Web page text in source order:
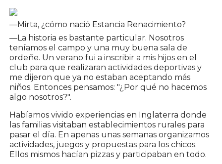
—Mirta, ¿cómo nació Estancia Renacimiento?
—La historia es bastante particular. Nosotros
teníamos el campo y una muy buena sala de
ordeñe. Un verano fui a inscribir a mis hijos en el
club para que realizaran actividades deportivas y
me dijeron que ya no estaban aceptando más
niños. Entonces pensamos: "¿Por qué no hacemos
algo nosotros?".
Habíamos vivido experiencias en Inglaterra donde
las familias visitaban establecimientos rurales para
pasar el día. En apenas unas semanas organizamos
actividades, juegos y propuestas para los chicos.
Ellos mismos hacían pizzas y participaban en todo.